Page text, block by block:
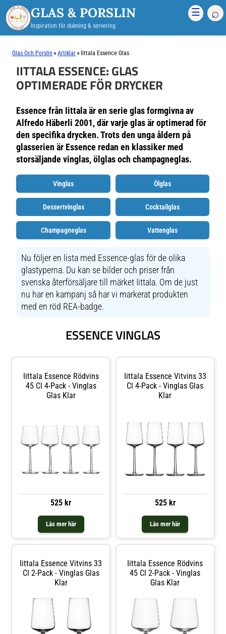
GLAS & PORSLIN
Inspiration för dukning & servering
☰ ⌕
Glas Och Porslin »Artiklar » Iittala Essence Glas
IITTALA ESSENCE: GLAS
OPTIMERADE FÖR DRYCKER
Essence från Iittala är en serie glas formgivna av
Alfredo Häberli 2001, där varje glas är optimerad för
den specifika drycken. Trots den unga åldern på
glasserien är Essence redan en klassiker med
storsäljande vinglas, ölglas och champagneglas.
Vinglas Ölglas
Dessertvinglas Cocktailglas
Champagneglas Vattenglas
Nu följer en lista med Essence-glas för de olika
glastyperna. Du kan se bilder och priser från
svenska återförsäljare till märket Iittala. Om de just
nu har en kampanj så har vi markerat produkten
med en röd REA-badge.
ESSENCE VINGLAS
Iittala Essence Rödvins
45 Cl 4-Pack - Vinglas
Glas Klar
525 kr
Läs mer här
Iittala Essence Vitvins 33
Cl 4-Pack - Vinglas Glas
Klar
525 kr
Läs mer här
Iittala Essence Vitvins 33
Cl 2-Pack - Vinglas Glas
Klar
Iittala Essence Rödvins
45 Cl 2-Pack - Vinglas
Glas Klar